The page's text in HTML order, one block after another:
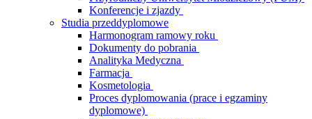
Konferencje i zjazdy
Studia przeddyplomowe
Harmonogram ramowy roku
Dokumenty do pobrania
Analityka Medyczna
Farmacja
Kosmetologia
Proces dyplomowania (prace i egzaminy
dyplomowe)